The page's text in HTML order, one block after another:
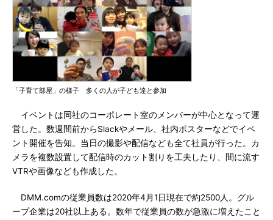
「子育て部屋」の様子 多くの人が子ども達と参加
イベントは同社のコーポレート室のメンバーが中心となって運
営した。数週間前からSlackやメール、社内ポスターなどでイベ
ント開催を告知。当日の撮影や配信なども全て社員が行った。カ
メラを複数設置して配信時のカット割りを工夫したり、間に流す
VTRや画像なども作成した。
DMM.comの従業員数は2020年4月1日現在で約2500人。グル
ープ企業は20社以上ある。数年で従業員の数が急激に増えたこと